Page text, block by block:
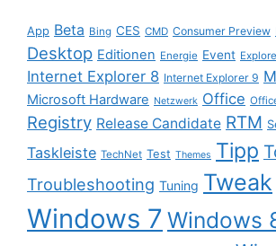
App Beta Bing CES CMD Consumer Preview
Desktop Editionen Energie Event
Internet Explorer 8 Internet Explorer 9
Microsoft Hardware Netzwerk Office
Registry Release Candidate RTM
Taskleiste TechNet Test Themes Tipp
Troubleshooting Tuning Tweak
Windows 7 Windows